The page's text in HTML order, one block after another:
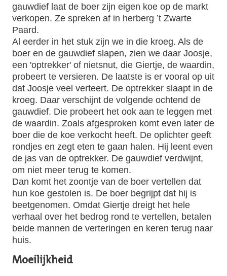
gauwdief laat de boer zijn eigen koe op de markt
verkopen. Ze spreken af in herberg ’t Zwarte
Paard.
Al eerder in het stuk zijn we in die kroeg. Als de
boer en de gauwdief slapen, zien we daar Joosje,
een 'optrekker' of nietsnut, die Giertje, de waardin,
probeert te versieren. De laatste is er vooral op uit
dat Joosje veel verteert. De optrekker slaapt in de
kroeg. Daar verschijnt de volgende ochtend de
gauwdief. Die probeert het ook aan te leggen met
de waardin. Zoals afgesproken komt even later de
boer die de koe verkocht heeft. De oplichter geeft
rondjes en zegt eten te gaan halen. Hij leent even
de jas van de optrekker. De gauwdief verdwijnt,
om niet meer terug te komen.
Dan komt het zoontje van de boer vertellen dat
hun koe gestolen is. De boer begrijpt dat hij is
beetgenomen. Omdat Giertje dreigt het hele
verhaal over het bedrog rond te vertellen, betalen
beide mannen de verteringen en keren terug naar
huis.
Moeilijkheid